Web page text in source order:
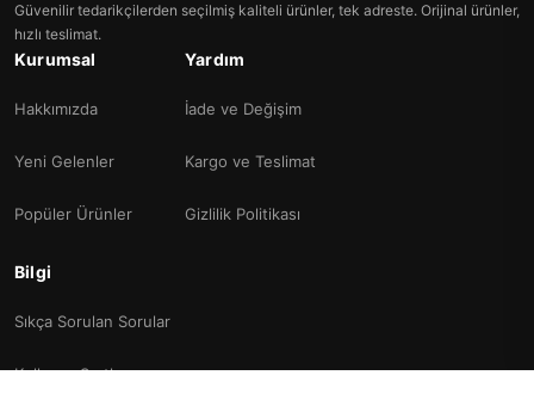
Güvenilir tedarikçilerden seçilmiş kaliteli ürünler, tek adreste. Orijinal ürünler,
hızlı teslimat.
Kurumsal
Hakkımızda
Yeni Gelenler
Popüler Ürünler
Yardım
İade ve Değişim
Kargo ve Teslimat
Gizlilik Politikası
Bilgi
Sıkça Sorulan Sorular
Kullanım Şartları